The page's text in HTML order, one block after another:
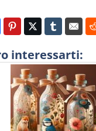
interessarti: